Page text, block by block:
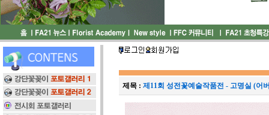
제목 : 제11회 성전꽃예술작품전 - 고명실 (어